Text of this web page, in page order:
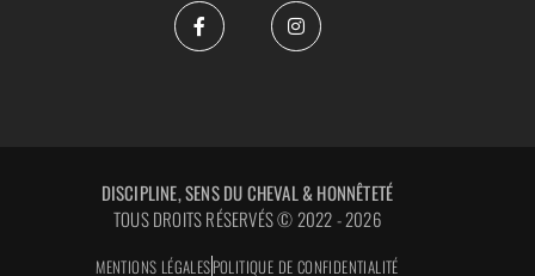
DISCIPLINE, SENS DU CHEVAL & HONNÊTETÉ
TOUS DROITS RÉSERVÉS © 2022 - 2026
MENTIONS LÉGALESPOLITIQUE DE CONFIDENTIALITÉ